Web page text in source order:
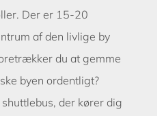
Der er 15-20
af den livlige by
du at gemme
byen ordentligt?
der kører dig